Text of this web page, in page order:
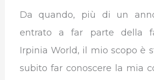
Da quando, più di un
entrato a far parte della
Irpinia World, il mio scopo è
subito far conoscere la mia